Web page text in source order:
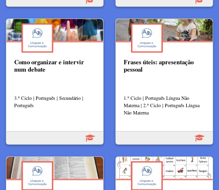
Como organizar e intervir
num debate
3.º Ciclo | Português | Secundário |
Português
Frases úteis: apresentação
pessoal
1.º Ciclo | Português Língua Não
Materna | 2.º Ciclo | Português Língua
Não Materna